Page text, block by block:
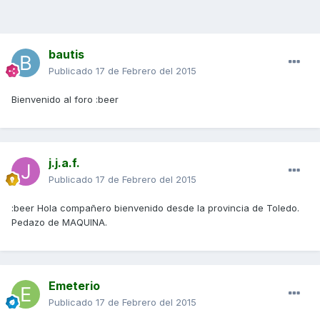
bautis
Publicado 17 de Febrero del 2015
Bienvenido al foro :beer
j.j.a.f.
Publicado 17 de Febrero del 2015
:beer Hola compañero bienvenido desde la provincia de Toledo.
Pedazo de MAQUINA.
Emeterio
Publicado 17 de Febrero del 2015